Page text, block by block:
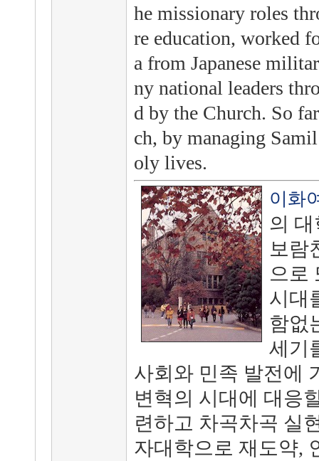
he missionary roles
re education, worked
a from Japanese
ny national leaders
d by the Church. So
ch, by managing
oly lives.
이화
의
보람
으로
시대
함없
세기
사회와 민족 발전에
변혁의 시대에 대응
련하고 차곡차곡 실
자대학으로 재도약,